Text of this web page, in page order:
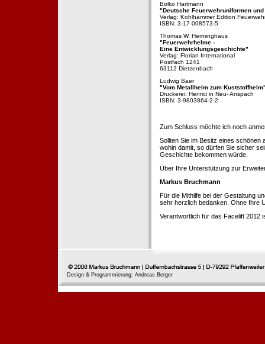
Bolko Hartmann
"Deutsche Feuerwehruniformen
Verlag: Kohlhammer Edition
ISBN: 3-17-008573-5
Thomas W. Herminghaus
"Feuerwehrhelme -
Eine Entwicklungsgeschichte"
Verlag: Florian International
Postfach 1241
63112 Dietzenbach
Ludwig Baer
"Vom Metallhelm zum
Druckerei: Henrici in Neu- Anspach
ISBN: 3-9803864-2-2
Zum Schluss möchte ich noch
Sollten Sie im Besitz eines schönen
wohin damit, so dürfen Sie sicher
Geschichte bekommen würde.
Über Ihre Unterstützung zur
Markus Bruchmann
Für die Mithilfe bei der Gestaltung
sehr herzlich bedanken. Ohne Ihre
Verantwortlich für das Facelift 2012
Design & Programmierung: Andreas Berger